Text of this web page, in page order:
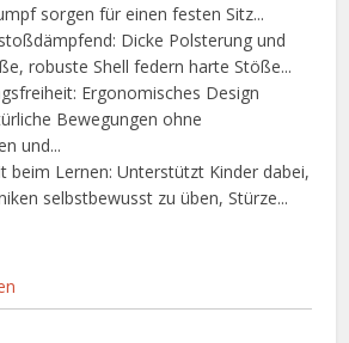
sorgen für einen festen Sitz...
Dicke Polsterung und
robuste Shell federn harte Stöße...
Ergonomisches Design
Bewegungen ohne
und...
beim Lernen: Unterstützt Kinder dabei,
selbstbewusst zu üben, Stürze...